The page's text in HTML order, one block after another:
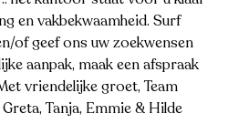
en vakbekwaamheid. Surf
of geef ons uw zoekwensen
aanpak, maak een afspraak
vriendelijke groet, Team
Tanja, Emmie & Hilde